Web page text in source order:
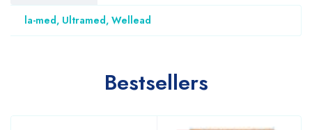
la-med, Ultramed, Wellead
Bestsellers